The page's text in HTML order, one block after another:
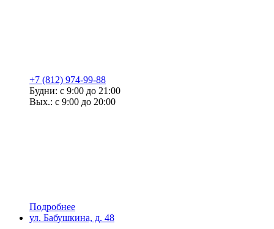
+7 (812) 974-99-88
Будни: с 9:00 до 21:00
Вых.: с 9:00 до 20:00
Подробнее
ул. Бабушкина, д. 48